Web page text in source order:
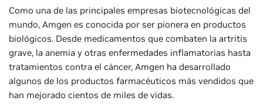
Como una de las principales empresas biotecnológicas del
mundo, Amgen es conocida por ser pionera en productos
biológicos. Desde medicamentos que combaten la artritis
grave, la anemia y otras enfermedades inflamatorias hasta
tratamientos contra el cáncer, Amgen ha desarrollado
algunos de los productos farmacéuticos más vendidos que
han mejorado cientos de miles de vidas.